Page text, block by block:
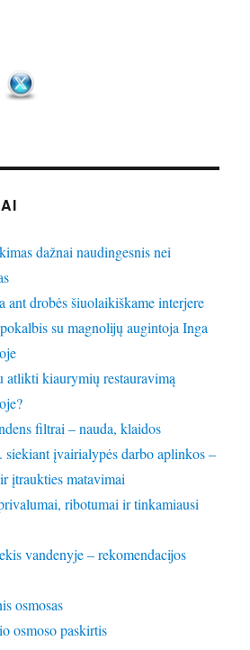
dažnai naudingesnis nei
ant drobės šiuolaikiškame interjere
su magnolijų augintoja Inga
atlikti kiaurymių restauravimą
filtrai – nauda, klaidos
siekiant įvairialypės darbo aplinkos –
įtraukties matavimai
ribotumai ir tinkamiausi
vandenyje – rekomendacijos
osmosas
osmoso paskirtis